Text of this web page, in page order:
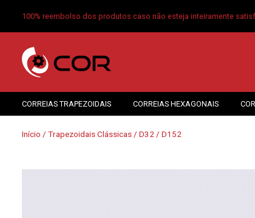
100% reembolso dos produtos caso não esteja inteiramente
CORREIAS TRAPEZOIDAIS CORREIAS HEXAGONAIS
Início / Trapezoidais Clássicas / D32 / D152